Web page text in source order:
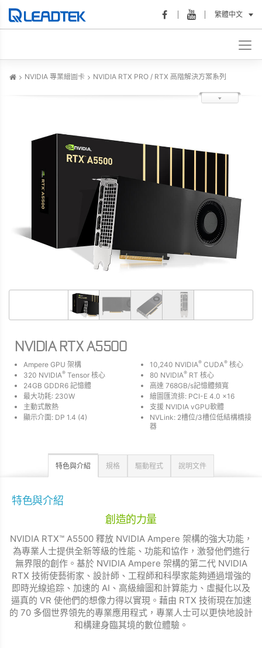
繁體中文
NVIDIA 專業繪圖卡 NVIDIA RTX PRO / RTX 高階解決方案系列
NVIDIA RTX A5500
Ampere GPU 架構 10,240 NVIDIA® CUDA® 核心
320 NVIDIA® Tensor 核心 80 NVIDIA® RT 核心
24GB GDDR6 記憶體
高達 768GB/s記憶體頻寬
最大功耗: 230W
繪圖匯流排: PCI-E 4.0 x16
主動式散熱
支援 NVIDIA vGPU軟體
顯示介面: DP 1.4 (4)
NVLink: 2槽位/3槽位低結構橋接
器
特色與介紹 規格 驅動程式 說明文件
特色與介紹
創造的力量
NVIDIA RTX™ A5500 釋放 NVIDIA Ampere 架構的強大功能，
為專業人士提供全新等級的性能、功能和協作，激發他們進行
無界限的創作。基於 NVIDIA Ampere 架構的第二代 NVIDIA
RTX 技術使藝術家、設計師、工程師和科學家能夠通過增強的
即時光線追踪、加速的 AI、高級繪圖和計算能力、虛擬化以及
逼真的 VR 使他們的想像力得以實現。藉由 RTX 技術現在加速
的 70 多個世界領先的專業應用程式，專業人士可以更快地設計
和構建身臨其境的數位體驗。